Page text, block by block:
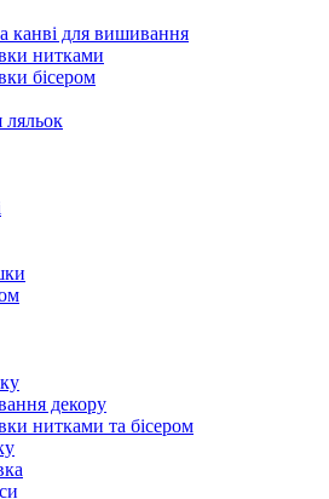
канві для вишивання
нитками
бісером
декору
нитками та бісером